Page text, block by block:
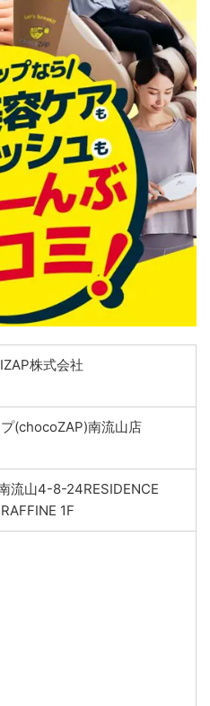
株式会社
(chocoZAP)南流山店
流山4-8-24RESIDENCE
RAFFINE 1F